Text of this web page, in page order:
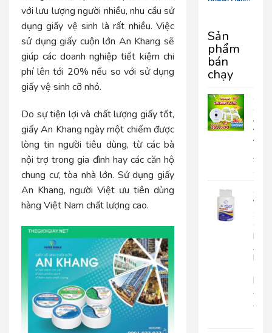
với lưu lượng người nhiều, nhu cầu sử
dụng giấy vệ sinh là rất nhiều. Việc
sử dụnggiấy cuộn lớn An Khang sẽ
giúp các doanh nghiệp tiết kiệm chi
phí lên tới 20% nếu so với sử dụng
giấy vệ sinh cỡ nhỏ.
Do sự tiện lợi và chất lượng giấy tốt,
giấy An Khang ngày một chiếm được
lòng tin người tiêu dùng, từ các bà
nội trợ trong gia đình hay các căn hộ
chung cư, tòa nhà lớn. Sử dụng giấy
An Khang, người Việt ưu tiên dùng
hàng Việt Nam chất lượng cao.
Phòng Tắm
Resort
Sản
phẩm
bán
chạy
GIA
VUI
VẺ
Giấy
Vệ
Sinh
Lớn
An
|
AK703